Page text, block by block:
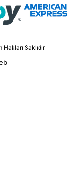
Saklıdır